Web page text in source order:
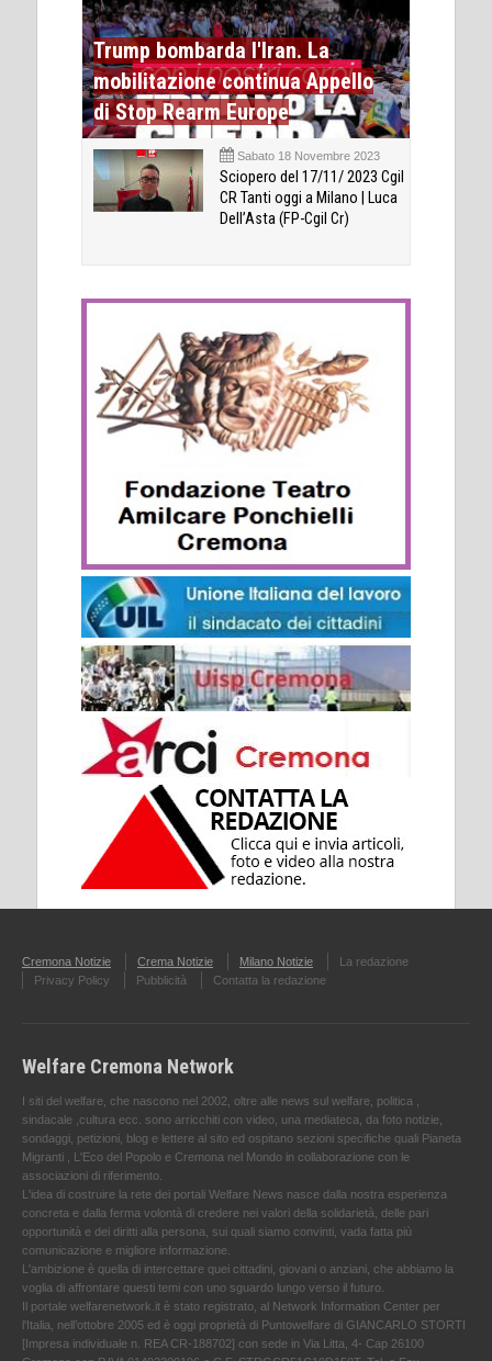
Trump bombarda l'Iran. La
mobilitazione continua Appello
di Stop Rearm Europe
Sabato 18 Novembre 2023
Sciopero del 17/11/ 2023 Cgil
CR Tanti oggi a Milano | Luca
Dell’Asta (FP-Cgil Cr)
Cremona Notizie Crema Notizie Milano Notizie
La redazione
Privacy Policy
Pubblicità Contatta la redazione
Welfare Cremona Network
I siti del welfare, che nascono nel 2002, oltre alle news sul welfare, politica ,
sindacale ,cultura ecc. sono arricchiti con video, una mediateca, da foto notizie,
sondaggi, petizioni, blog e lettere al sito ed ospitano sezioni specifiche quali Pianeta
Migranti , L'Eco del Popolo e Cremona nel Mondo in collaborazione con le
associazioni di riferimento.
L'idea di costruire la rete dei portali Welfare News nasce dalla nostra esperienza
concreta e dalla ferma volontà di credere nei valori della solidarietà, delle pari
opportunità e dei diritti alla persona, sui quali siamo convinti, vada fatta più
comunicazione e migliore informazione.
L'ambizione è quella di intercettare quei cittadini, giovani o anziani, che abbiamo la
voglia di affrontare questi temi con uno sguardo lungo verso il futuro.
Il portale welfarenetwork.it è stato registrato, al Network Information Center per
l'Italia, nell’ottobre 2005 ed è oggi proprietà di Puntowelfare di GIANCARLO STORTI
[Impresa individuale n. REA CR-188702] con sede in Via Litta, 4- Cap 26100